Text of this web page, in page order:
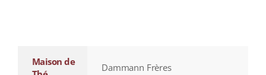
Maison de
Dammann Frères